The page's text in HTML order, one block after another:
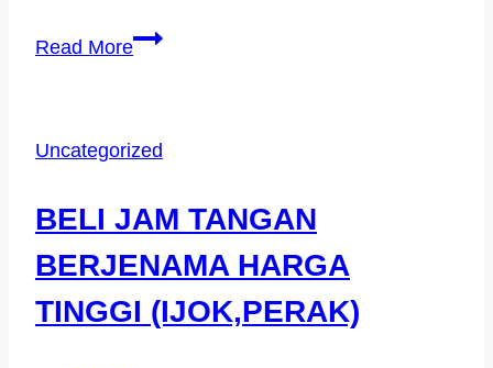
Read MorePEMBELI
DI
Uncategorized
BELI JAM TANGAN
BERJENAMA HARGA
TINGGI (IJOK,PERAK)